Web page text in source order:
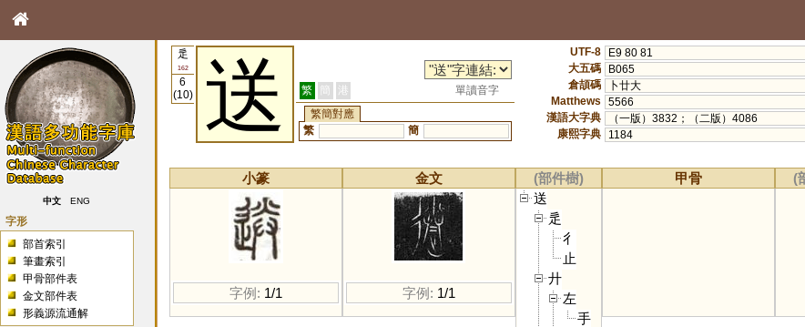
中文 ENG
字形
部首索引
筆畫索引
甲骨部件表
金文部件表
形義源流通解
辵
162
6
(10)
送 繁 簡 港
單讀音字
繁簡對應
繁
簡
UTF-8
E9 80 81
大五碼
B065
倉頡碼
卜廿大
Matthews
5566
漢語大字典
（一版）3832；（二版）4086
康熙字典
1184
小篆
字例: 1/1
金文
字例: 1/1
(部件樹)
送
辵
彳
止
廾
左
手
甲骨 (